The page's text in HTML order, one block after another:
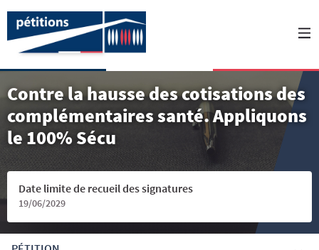
Contre la hausse des cotisations des
complémentaires santé. Appliquons
le 100% Sécu
Date limite de recueil des signatures
19/06/2029